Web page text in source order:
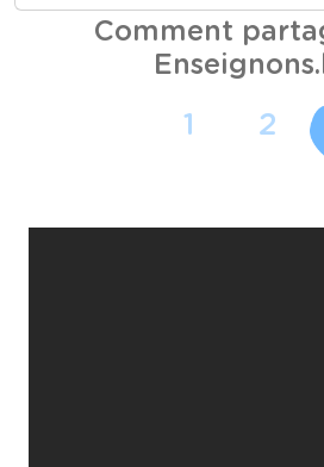
Comment
1 2